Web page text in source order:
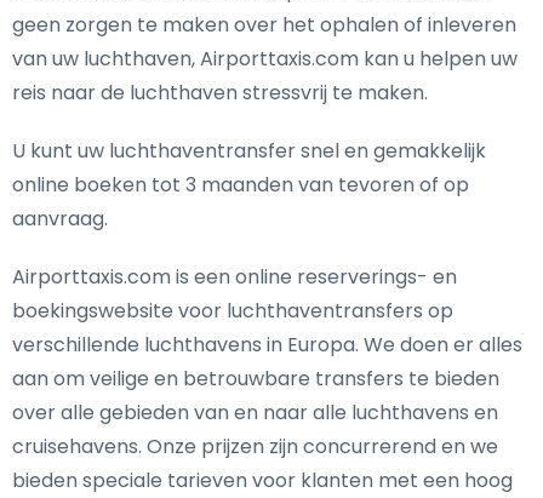
geen zorgen te maken over het ophalen of inleveren
van uw luchthaven, Airporttaxis.com kan u helpen uw
reis naar de luchthaven stressvrij te maken.
U kunt uw luchthaventransfer snel en gemakkelijk
online boeken tot 3 maanden van tevoren of op
aanvraag.
Airporttaxis.com is een online reserverings- en
boekingswebsite voor luchthaventransfers op
verschillende luchthavens in Europa. We doen er alles
aan om veilige en betrouwbare transfers te bieden
over alle gebieden van en naar alle luchthavens en
cruisehavens. Onze prijzen zijn concurrerend en we
bieden speciale tarieven voor klanten met een hoog